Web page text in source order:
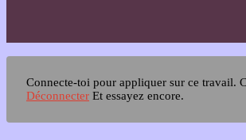
Connecte-toi pour appliquer sur ce travail.
Déconnecter Et essayez encore.